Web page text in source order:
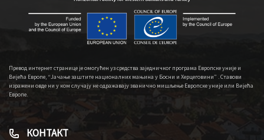
Превод интернет странице је омогућен уз средства заједничког програма Европске уније и
Вијећа Европе, “Јачање заштите националних мањина у Босни и Херцеговини” . Ставови
изражени овде ни у ком случају не одражавају званично мишљење Европске уније или Вијећа
Европе.
КОНТАКТ